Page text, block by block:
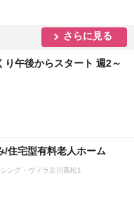
さらに見る
午後からスタート 週2～
/住宅型有料老人ホーム
ング・ヴィラ立川高松1